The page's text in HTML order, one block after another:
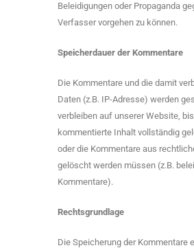
Beleidigungen oder Propaganda
Verfasser vorgehen zu können.
Speicherdauer der Kommentare
Die Kommentare und die damit
Daten (z.B. IP-Adresse) werden
verbleiben auf unserer Website,
kommentierte Inhalt vollständig
oder die Kommentare aus
gelöscht werden müssen (z.B.
Kommentare).
Rechtsgrundlage
Die Speicherung der Kommentare